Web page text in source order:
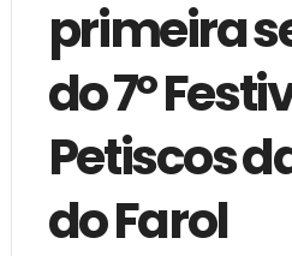
primeira
do 7º
Petiscos
do Farol